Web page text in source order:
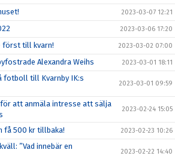
2023-03-07 12:21
2023-03-06 17:20
först till kvarn! 2023-03-02 07:00
Alexandra Weihs 2023-03-01 18:11
fotboll till Kvarnby IK:s
2023-03-01 09:59
för att anmäla intresse att sälja
2023-02-24 15:05
få 500 kr tillbaka! 2023-02-23 10:26
”Vad innebär en
2023-02-22 14:40